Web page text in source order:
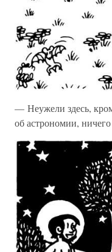
— Неужели здесь,
об астрономии,